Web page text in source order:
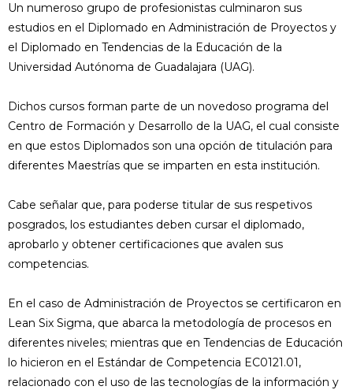
Un numeroso grupo de profesionistas culminaron sus
estudios en el Diplomado en Administración de Proyectos y
el Diplomado en Tendencias de la Educación de la
Universidad Autónoma de Guadalajara (UAG).
Dichos cursos forman parte de un novedoso programa del
Centro de Formación y Desarrollo de la UAG, el cual consiste
en que estos Diplomados son una opción de titulación para
diferentes Maestrías que se imparten en esta institución.
Cabe señalar que, para poderse titular de sus respetivos
posgrados, los estudiantes deben cursar el diplomado,
aprobarlo y obtener certificaciones que avalen sus
competencias.
En el caso de Administración de Proyectos se certificaron en
Lean Six Sigma, que abarca la metodología de procesos en
diferentes niveles; mientras que en Tendencias de Educación
lo hicieron en el Estándar de Competencia EC0121.01,
relacionado con el uso de las tecnologías de la información y